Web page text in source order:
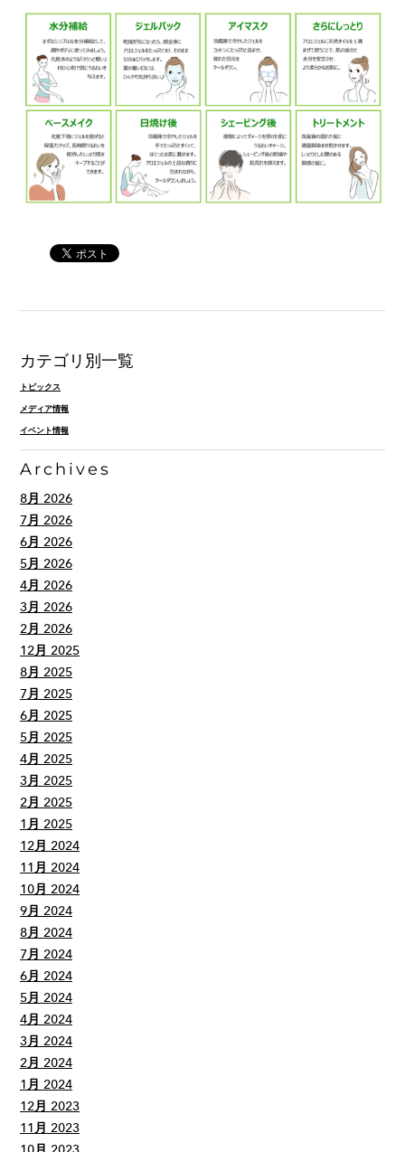
カテゴリ別一覧
トピックス
メディア情報
イベント情報
Archives
8月 2026
7月 2026
6月 2026
5月 2026
4月 2026
3月 2026
2月 2026
12月 2025
8月 2025
7月 2025
6月 2025
5月 2025
4月 2025
3月 2025
2月 2025
1月 2025
12月 2024
11月 2024
10月 2024
9月 2024
8月 2024
7月 2024
6月 2024
5月 2024
4月 2024
3月 2024
2月 2024
1月 2024
12月 2023
11月 2023